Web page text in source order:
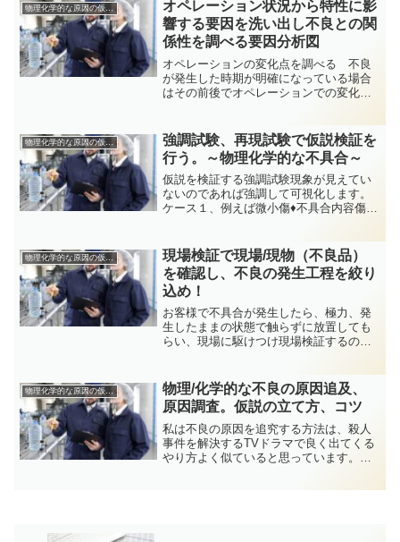
物理化学的な原因の仮説検証方法
オペレーション状況から特性に影
響する要因を洗い出し不良との関
係性を調べる要因分析図
オペレーションの変化点を調べる 不良
が発生した時期が明確になっている場合
はその前後でオペレーションでの変化点
が、基本ですので実施しましょう。特性
要因を洗い出す特性要因を洗...
強調試験、再現試験で仮説検証を
行う。～物理化学的な不具合～
仮説を検証する強調試験現象が見えてい
ないのであれば強調して可視化します。
ケース１、例えば微小傷♦不具合内容傷は
されないため、検証するのが難しい。♦仮
説Aスクラブ工程で〇...
現場検証で現場/現物（不良品）
を確認し、不良の発生工程を絞り
込め！
お客様で不具合が発生したら、極力、発
生したままの状態で触らずに放置しても
らい、現場に駆けつけ現場検証するのが
見えてきます。 お客様に呼び出される
場合は営業任せにしてはダメ...
物理化学的な原因の仮説検証方法
物理/化学的な不良の原因追及、
原因調査。仮説の立て方、コツ
私は不良の原因を追究する方法は、殺人
事件を解決するTVドラマで良く出てくる
やり方よく似ていると思っています。現